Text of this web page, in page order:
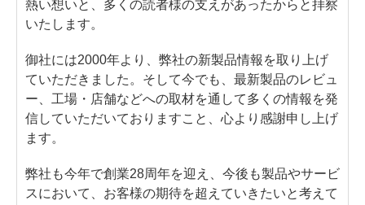
熱い想いと、多くの読者様の支えがあったからと拝察
いたします。
御社には2000年より、弊社の新製品情報を取り上げ
ていただきました。そして今でも、最新製品のレビュ
ー、工場・店舗などへの取材を通して多くの情報を発
信していただいておりますこと、心より感謝申し上げ
ます。
弊社も今年で創業28周年を迎え、今後も製品やサービ
スにおいて、お客様の期待を超えていきたいと考えて